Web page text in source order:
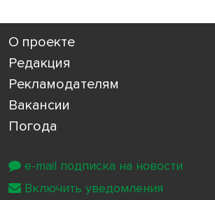
О проекте
Редакция
Рекламодателям
Вакансии
Погода
e-mail подписка на новости
Включить уведомления